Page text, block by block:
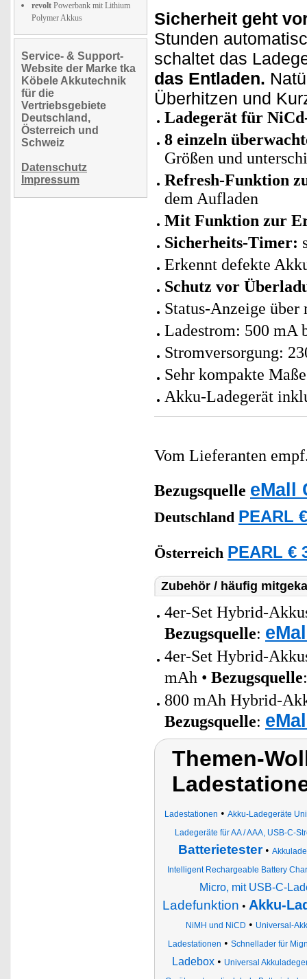
revolt Powerbank mit Lithium
Polymer Akkus
Service- & Support-
Website der Marke tka
Köbele Akkutechnik
für die
Vertriebsgebiete
Deutschland,
Österreich und
Schweiz
Datenschutz
Impressum
Sicherheit geht
Stunden
schaltet das
das Entladen.
Überhitzen und
Ladegerät für
8 einzeln
Größen und
Refresh-Funktion
dem Aufladen
Mit Funktion zur
Sicherheits-Timer:
Erkennt defekte
Schutz vor
Status-Anzeige
Ladestrom: 500 mA
Stromversorgung:
Sehr kompakte
Akku-Ladegerät
Vom Lieferanten
Bezugsquelle eMall
Deutschland PEARL
Österreich PEARL €
Zubehör / häufig
4er-Set Hybrid-
Bezugsquelle:
4er-Set Hybrid-
mAh • Bezugsquelle
800 mAh Hybrid-
Bezugsquelle:
Themen-
Ladestationen • Akku-Ladegeräte
Ladegeräte für AA / AAA, USB-C-
Batterietester•
Intelligent Rechargeable Battery
Micro, mit USB-C-
Ladefunktion • Akku-
NiMH und NiCD • Universal-
Ladestationen • Schnellader für
Ladebox• Universal